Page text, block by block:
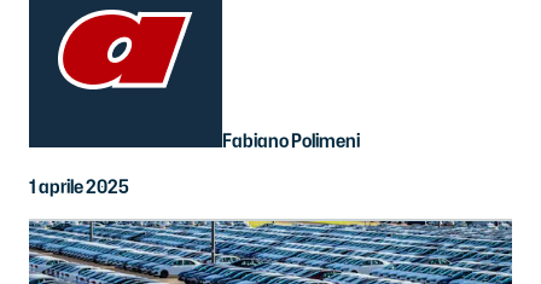
Fabiano Polimeni
1 aprile 2025